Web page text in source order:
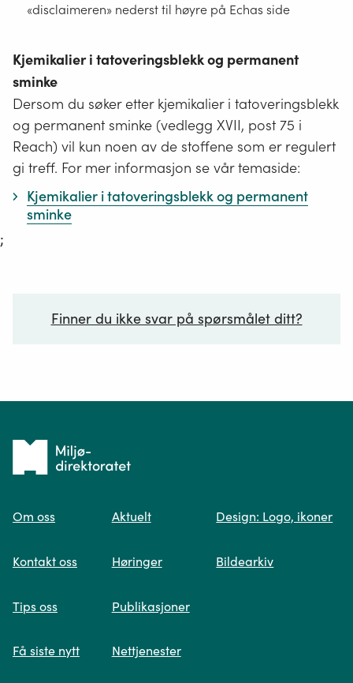
«disclaimeren» nederst til høyre på Echas side
Kjemikalier i tatoveringsblekk og permanent
sminke
Dersom du søker etter kjemikalier i tatoveringsblekk
og permanent sminke (vedlegg XVII, post 75 i
Reach) vil kun noen av de stoffene som er regulert
gi treff. For mer informasjon se vår temaside:
Kjemikalier i tatoveringsblekk og permanent
sminke
;
Finner du ikke svar på spørsmålet ditt?
Spør oss
søk og viser deg vår mest relevante
Tilbake
forsiden
Om oss
Kontakt oss
Tips oss
Få siste nytt
Aktuelt
Høringer
Publikasjoner
Nettjenester
Design: Logo, ikoner
Bildearkiv